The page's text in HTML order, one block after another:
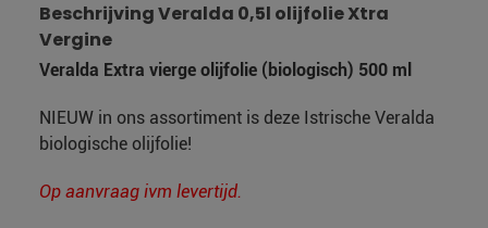
Beschrijving Veralda 0,5l olijfolie Xtra
Vergine
Veralda Extra vierge olijfolie (biologisch) 500 ml
NIEUW in ons assortiment is deze Istrische Veralda
biologische olijfolie!
Op aanvraag ivm levertijd.